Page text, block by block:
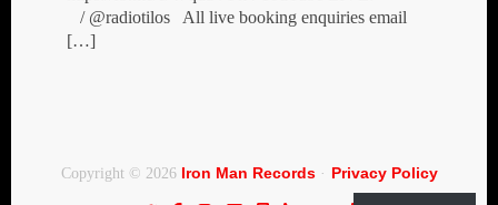
/ @radiotilos All live booking enquiries email
[…]
Copyright © 2026 Iron Man Records· Privacy Policy